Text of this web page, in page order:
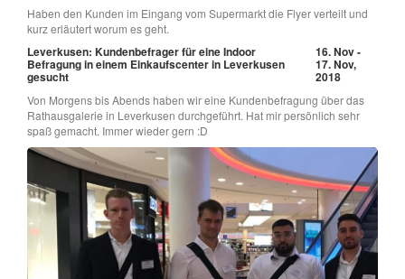
Haben den Kunden im Eingang vom Supermarkt die Flyer verteilt und
kurz erläutert worum es geht.
Leverkusen: Kundenbefrager für eine Indoor
Befragung in einem Einkaufscenter in Leverkusen
gesucht
16. Nov -
17. Nov,
2018
Von Morgens bis Abends haben wir eine Kundenbefragung über das
Rathausgalerie in Leverkusen durchgeführt. Hat mir persönlich sehr
spaß gemacht. Immer wieder gern :D